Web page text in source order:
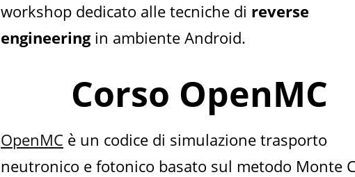
workshop dedicato alle tecniche di reverse
engineeringin ambiente Android.
Corso OpenMC
OpenMC è un codice di simulazione trasporto
neutronico e fotonico basato sul metodo Monte